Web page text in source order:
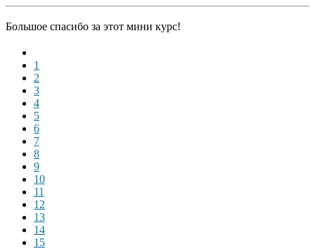
Большое спасибо за этот мини курс!
1
2
3
4
5
6
7
8
9
10
11
12
13
14
15